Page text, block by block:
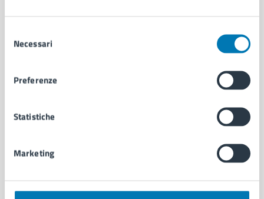
delNecessari
Preferenze
Statistiche
Marketing
Personale amministrativo
Intranet, posta aziendale e protocollo
CATEGORIE DI SERVIZIO
Anagrafe e stato civile
Autorizzazioni
Documenti e certificati